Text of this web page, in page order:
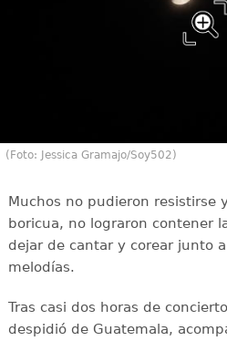
(Foto: Jessica Gramajo/Soy502)
Muchos no pudieron resistirse
boricua, no lograron contener
dejar de cantar y corear junto
melodías.
Tras casi dos horas de
despidió de Guatemala,